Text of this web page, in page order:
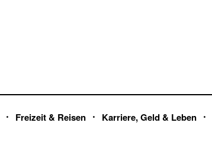
Freizeit & Reisen Karriere, Geld & Leben